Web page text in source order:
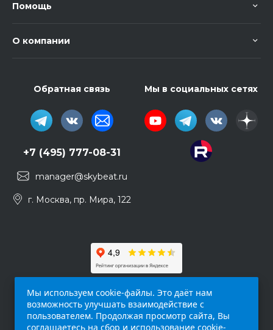
Помощь
О компании
Обратная связь
+7 (495) 777-08-31
manager@skybeat.ru
г. Москва, пр. Мира, 122
Мы в социальных сетях
Мы используем cookie-файлы. Это даёт нам
возможность улучшать взаимодействие с
пользователем. Продолжая просмотр сайта, Вы
соглашаетесь на сбор и использование cookie-